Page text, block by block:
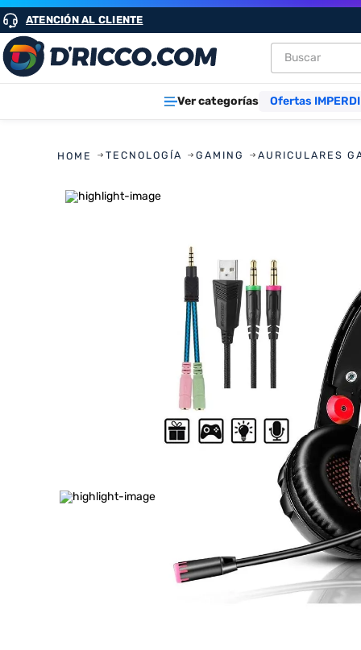
ATENCIÓN AL CLIENTE
Buscar
Ver categorías Ofertas
TECNOLOGÍA GAMING AURICULARES
TÉRMINOS
1. heladeras
freidora
placard